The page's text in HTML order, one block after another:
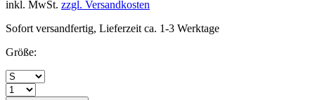
inkl. MwSt. zzgl. Versandkosten
Sofort versandfertig, Lieferzeit ca. 1-3 Werktage
Größe: